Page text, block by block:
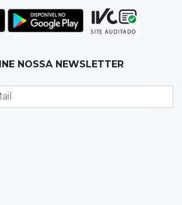
cai 0,46% e encerra semana
5,08
abordagem policial
NOSSA NEWSLETTER